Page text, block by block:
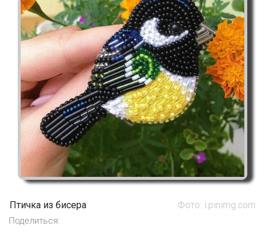
Птичка из бисера Фото: i.pinimg.com
Поделиться: